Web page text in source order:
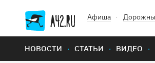
Афиша
НОВОСТИ СТАТЬИ ВИДЕО